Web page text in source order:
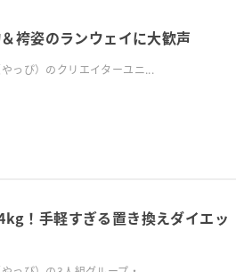
袴姿のランウェイに大歓声
っぴ）のクリエイターユニ...
！手軽すぎる置き換えダイエッ